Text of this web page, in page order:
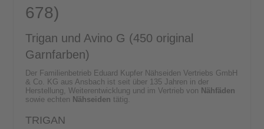
678)
Trigan und Avino G (450 original
Garnfarben)
Der Familienbetrieb Eduard Kupfer Nähseiden Vertriebs GmbH
& Co. KG aus Ansbach ist seit über 135 Jahren in der
Herstellung, Weiterentwicklung und im Vertrieb von Nähfäden
sowie echten Nähseiden tätig.
TRIGAN